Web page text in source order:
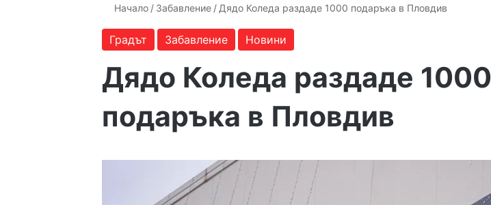
Начало / Забавление / Дядо Коледа раздаде 1000 подаръка в Пловдив
Градът Забавление Новини
Дядо Коледа раздаде 1000
подаръка в Пловдив